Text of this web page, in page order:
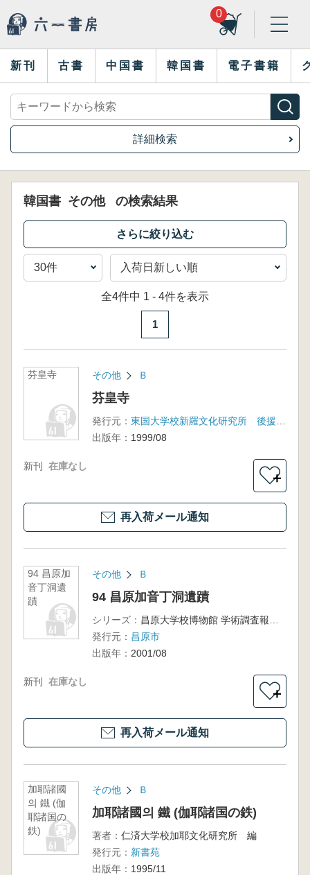
0
新刊 古書 中国書 韓国書 電子書籍
詳細検索
韓国書 その他 の検索結果
全4件中 1 - 4件を表示
1
芬皇寺 その他 Ｂ
芬皇寺
発行元：
出版年： 1999/08
新刊 在庫なし
＋
再入荷メール通知
94 昌原加
音丁洞遺
蹟
その他 Ｂ
94 昌原加音丁洞遺蹟
シリーズ：
発行元： 昌原市
出版年： 2001/08
新刊 在庫なし
＋
再入荷メール通知
加耶諸國
의 鐵 (伽
耶諸国の
鉄)
その他 Ｂ
加耶諸國의 鐵 (伽耶諸国の鉄)
著者： 仁済大学校加耶文化研究所 編
発行元： 新書苑
出版年： 1995/11